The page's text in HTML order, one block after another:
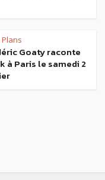
Goaty raconte
à Paris le samedi 2